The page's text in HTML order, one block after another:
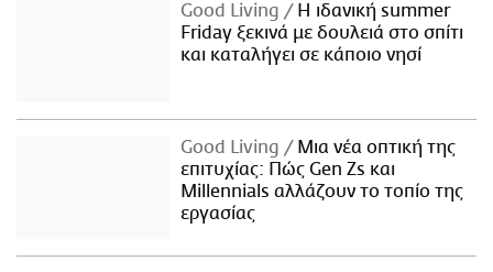
Good Living
Η ιδανική summer
Friday ξεκινά με δουλειά στο σπίτι
και καταλήγει σε κάποιο νησί
Good Living
Μια νέα οπτική της
επιτυχίας: Πώς Gen Zs και
Millennials αλλάζουν το τοπίο της
εργασίας